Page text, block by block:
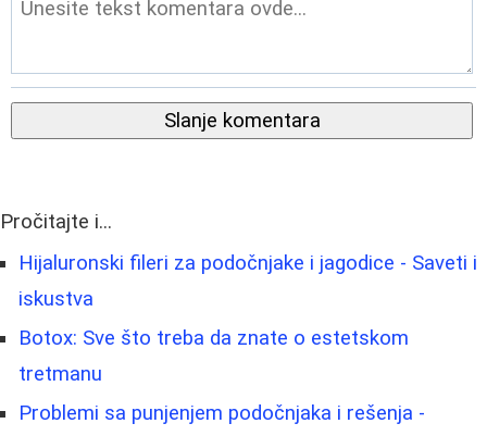
Slanje komentara
Pročitajte i...
Hijaluronski fileri za podočnjake i jagodice - Saveti i
iskustva
Botox: Sve što treba da znate o estetskom
tretmanu
Problemi sa punjenjem podočnjaka i rešenja -